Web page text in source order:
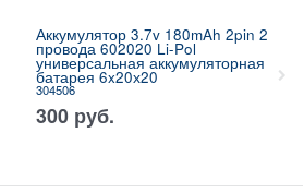
Аккумулятор 3.7v 180mAh 2pin 2
провода 602020 Li-Pol
универсальная аккумуляторная
батарея 6x20х20
304506
300 руб.